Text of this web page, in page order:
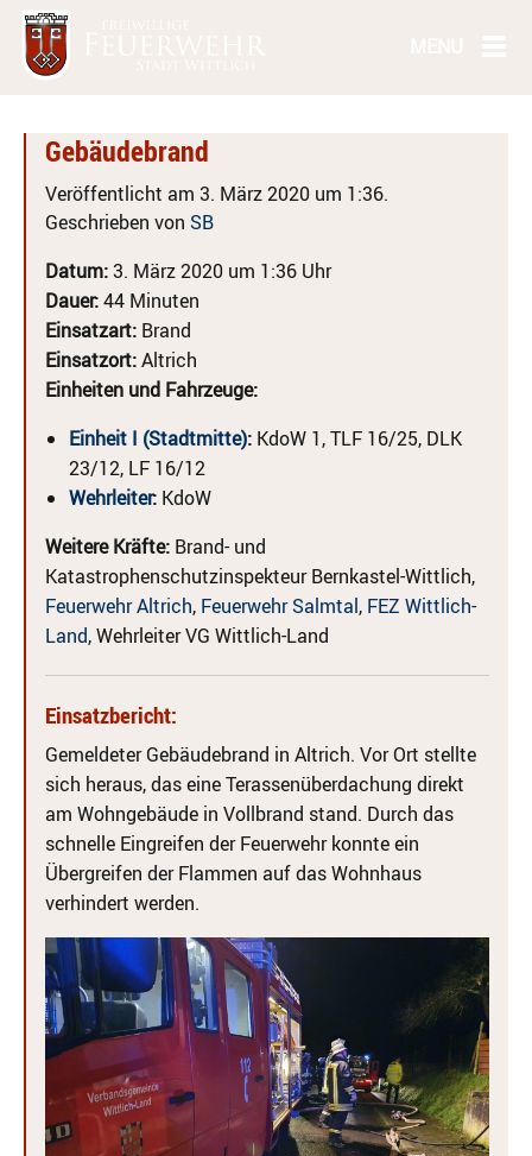
Gebäudebrand
Veröffentlicht am 3. März 2020 um 1:36.
Geschrieben von SB
Datum:3. März 2020 um 1:36 Uhr
Dauer:44 Minuten
Einsatzart: Brand
Einsatzort:Altrich
Einheiten und Fahrzeuge:
Einheit I (Stadtmitte): KdoW 1, TLF 16/25, DLK
23/12, LF 16/12
Wehrleiter: KdoW
Weitere Kräfte: Brand- und
Katastrophenschutzinspekteur Bernkastel-Wittlich,
Feuerwehr Altrich, Feuerwehr Salmtal, FEZ Wittlich-
Land, Wehrleiter VG Wittlich-Land
Einsatzbericht:
Gemeldeter Gebäudebrand in Altrich. Vor Ort stellte
sich heraus, das eine Terassenüberdachung direkt
am Wohngebäude in Vollbrand stand. Durch das
schnelle Eingreifen der Feuerwehr konnte ein
Übergreifen der Flammen auf das Wohnhaus
verhindert werden.